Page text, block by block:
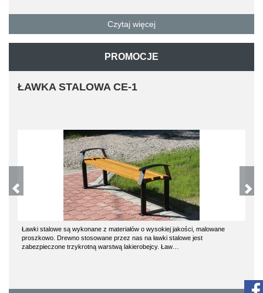
Czytaj więcej
PROMOCJE
ŁAWKA STALOWA CE-1
Ławki stalowe są wykonane z materiałów o wysokiej jakości, malowane
proszkowo. Drewno stosowane przez nas na ławki stalowe jest
zabezpieczone trzykrotną warstwą lakierobejcy. Ław…